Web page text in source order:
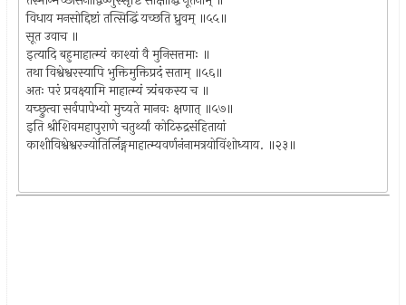
विधाय मनसोद्दिष्टां तत्सिद्धिं यच्छति ध्रुवम् ॥५५॥
सूत उवाच ॥
इत्यादि बहुमाहात्म्यं काश्यां वै मुनिसत्तमाः ॥
तथा विश्वेश्वरस्यापि भुक्तिमुक्तिप्रदं सताम् ॥५६॥
अतः परं प्रवक्ष्यामि माहात्म्यं त्र्यंबकस्य च ॥
यच्छ्रुत्वा सर्वपापेभ्यो मुच्यते मानवः क्षणात् ॥५७॥
इति श्रीशिवमहापुराणे चतुर्थ्यां कोटिरुद्रसंहितायां
काशीविश्वेश्वरज्योतिर्लिङ्गमाहात्म्यवर्णनंनामत्रयोविंशोध्याय. ॥२३॥